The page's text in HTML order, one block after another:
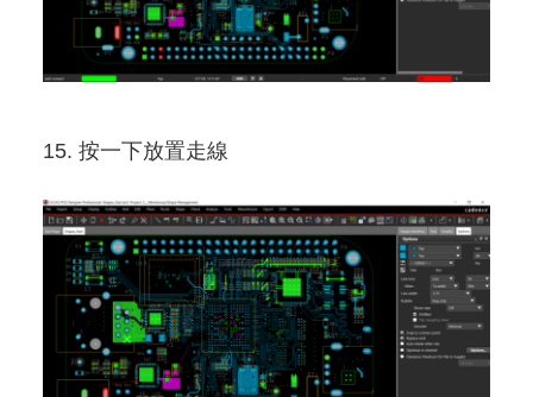
15. 按一下放置走線